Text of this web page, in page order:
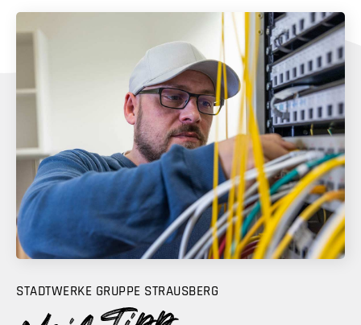
STADTWERKE GRUPPE STRAUSBERG